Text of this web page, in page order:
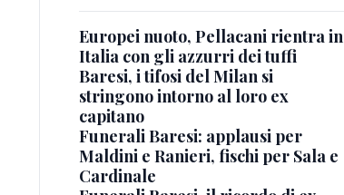
Europei nuoto, Pellacani rientra in
Italia con gli azzurri dei tuffi
Baresi, i tifosi del Milan si
stringono intorno al loro ex
capitano
Funerali Baresi: applausi per
Maldini e Ranieri, fischi per Sala e
Cardinale